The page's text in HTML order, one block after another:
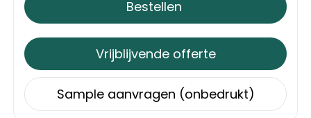
Waterbestendige tassen
Autotassen
Golftassen
Bestellen
Vrijblijvende offerte
Sample aanvragen (onbedrukt)